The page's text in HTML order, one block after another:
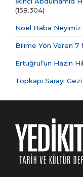
(158.304)
Noel Baba Neyimiz
Bilime Yön Veren 7
Ertuğrul’un Hazin
Topkapı Sarayı